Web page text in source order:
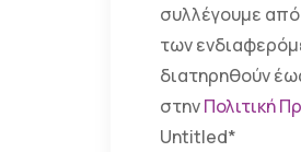
συλλέγουμε
των
διατηρηθούν
στηνΠολιτική
Untitled*